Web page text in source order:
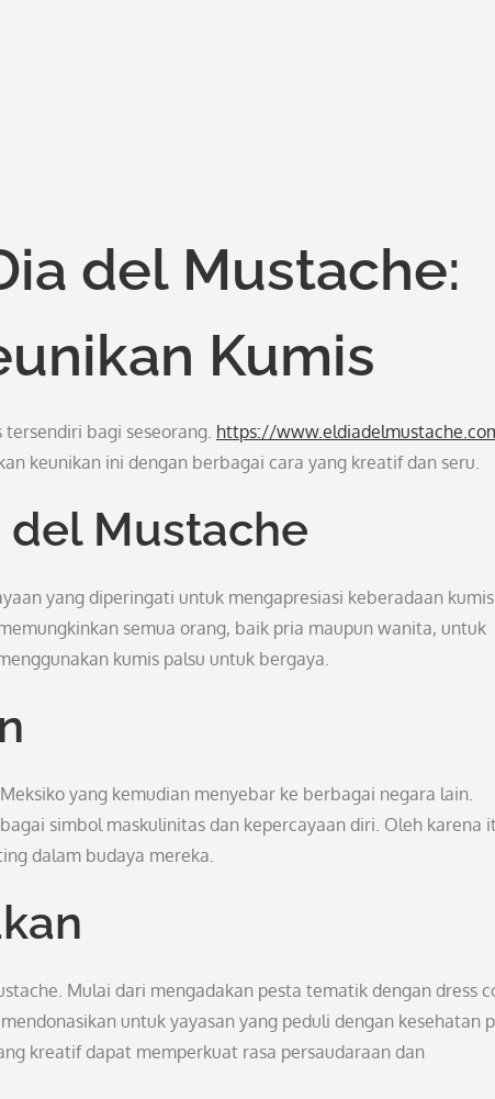
del Mustache:
Kumis
bagi seseorang. https://
keunikan ini dengan berbagai cara yang kreatif dan seru.
del Mustache
yang diperingati untuk mengapresiasi keberadaan kumis
semua orang, baik pria maupun wanita, untuk
kumis palsu untuk bergaya.
yang kemudian menyebar ke berbagai negara lain.
simbol maskulinitas dan kepercayaan diri. Oleh karena
dalam budaya mereka.
Mulai dari mengadakan pesta tematik dengan dress
untuk yayasan yang peduli dengan kesehatan
kreatif dapat memperkuat rasa persaudaraan dan